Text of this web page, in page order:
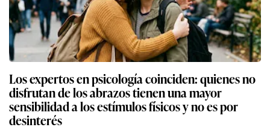
Los expertos en psicología coinciden: quienes no
disfrutan de los abrazos tienen una mayor
sensibilidad a los estímulos físicos y no es por
desinterés